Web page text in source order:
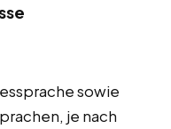
sowie
je nach